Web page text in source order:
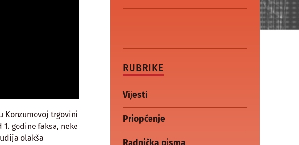
Konzumovoj trgovini
godine faksa, neke
olakša
RUBRIKE
Vijesti
Priopćenje
Radnička pisma